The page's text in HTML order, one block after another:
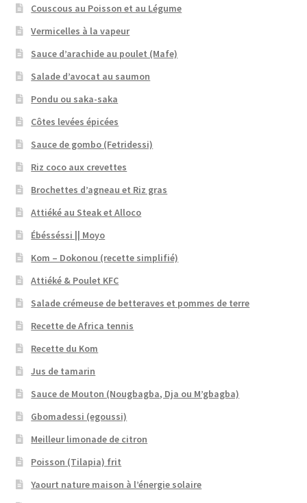
Couscous au Poisson et au Légume
Vermicelles à la vapeur
Sauce d’arachide au poulet (Mafe)
Salade d’avocat au saumon
Pondu ou saka-saka
Côtes levées épicées
Sauce de gombo (Fetridessi)
Riz coco aux crevettes
Brochettes d’agneau et Riz gras
Attiéké au Steak et Alloco
Ébésséssi || Moyo
Kom – Dokonou (recette simplifié)
Attiéké & Poulet KFC
Salade crémeuse de betteraves et pommes de terre
Recette de Africa tennis
Recette du Kom
Jus de tamarin
Sauce de Mouton (Nougbagba, Dja ou M’gbagba)
Gbomadessi (egoussi)
Meilleur limonade de citron
Poisson (Tilapia) frit
Yaourt nature maison à l’énergie solaire